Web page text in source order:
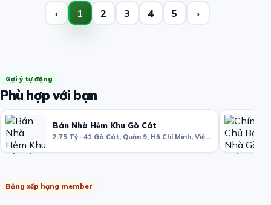
‹ 1 2 3 4 5 ›
Gợi ý tự động
Phù hợp với bạn
Bán Nhà Hẻm Khu Gò Cát
2.75 Tỷ · 41 Gò Cát, Quận 9, Hồ Chí Minh, Việt Nam
Bảng xếp hạng member